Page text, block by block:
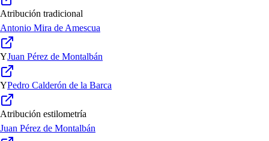
Atribución tradicional
Antonio Mira de Amescua
YJuan Pérez de Montalbán
YPedro Calderón de la Barca
Atribución estilometría
Juan Pérez de Montalbán